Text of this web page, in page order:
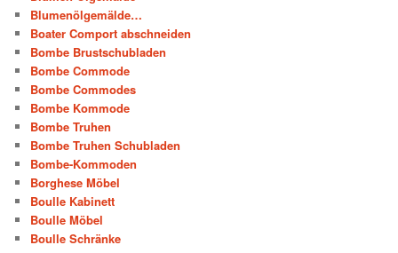
Blumenölgemälde…
Boater Comport abschneiden
Bombe Brustschubladen
Bombe Commode
Bombe Commodes
Bombe Kommode
Bombe Truhen
Bombe Truhen Schubladen
Bombe-Kommoden
Borghese Möbel
Boulle Kabinett
Boulle Möbel
Boulle Schränke